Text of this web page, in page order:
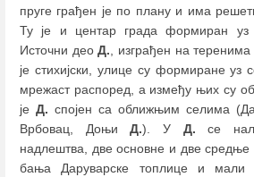
пруге грађен је по плану и има
Ту је и центар града формиран уз
Источни деоД., изграђен на
је стихијски, улице су формиране уз
мрежаст распоред, а између њих су
је Д. спојен са оближњим селима
Врбовац, ДоњиД.). У Д. се
надлештва, две основне и две
бања Даруварске топлице и мали